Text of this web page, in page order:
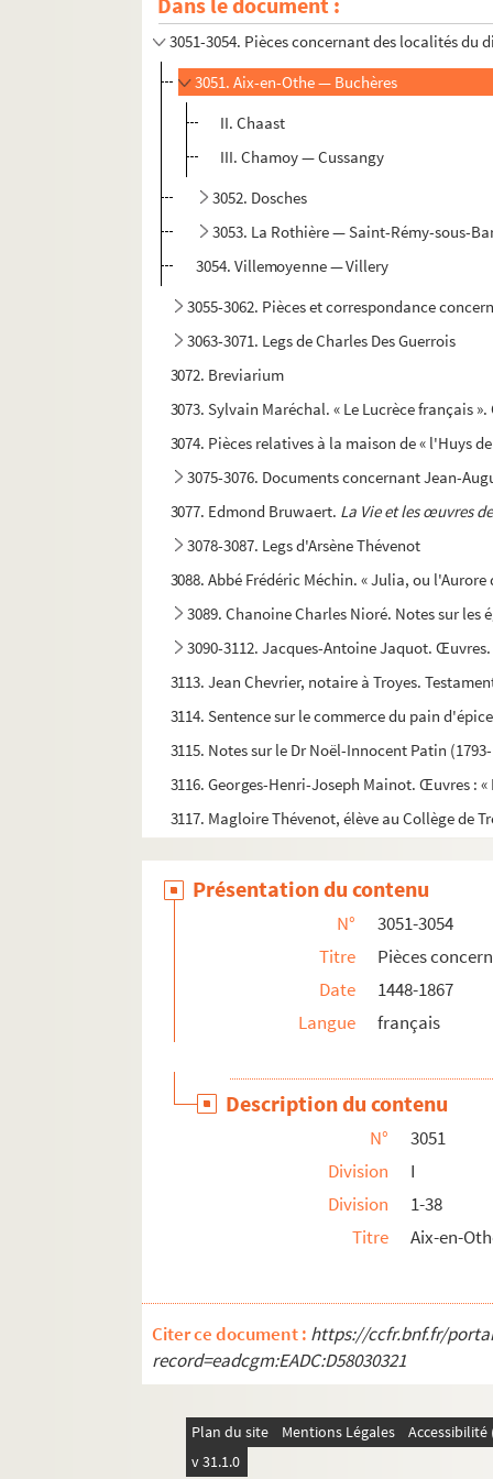
3050. Pièces concernant les églises de
3051-3054. Pièces concernant des localités du
3051. Aix-en-Othe — Buchères
II. Chaast
III. Chamoy — Cussangy
3052. Dosches
3053. La Rothière — Saint-Rémy-sous-
3054. Villemoyenne — Villery
3055-3062. Pièces et correspondance
3063-3071. Legs de Charles Des Guerrois
3072. Breviarium
3073. Sylvain Maréchal. « Le Lucrèce français ».
3074. Pièces relatives à la maison de « l'Huys
3075-3076. Documents concernant Jean-
3077. Edmond Bruwaert. La Vie et les œuvres
3078-3087. Legs d'Arsène Thévenot
3088. Abbé Frédéric Méchin. « Julia, ou
3089. Chanoine Charles Nioré. Notes sur les
3090-3112. Jacques-Antoine Jaquot.
3113. Jean Chevrier, notaire à Troyes.
3114. Sentence sur le commerce du pain
3115. Notes sur le Dr Noël-Innocent Patin
3116. Georges-Henri-Joseph Mainot. Œuvres
3117. Magloire Thévenot, élève au Collège de
3119. Jacques-Simon-Albin Collin de Plancy. «
3120. Dr Auguste-Edouard Barre. Dessins et
3121-3131. Dons de Georges Hérelle
3132. Documents concernant le pensionnat de
3133. Octave Beuve. Notre-Dame-des-Prés,
3142. Henry Joanneton, de Sainte-Savine.
3144. Album de vers et prose (en particulier
3145-3156bis. Dons de Georges Hérelle
3157. Familles Le Courtois et Doé, de Troyes
3160. Répertoire des fêtes et des saints de
3161. Abbé Etienne Georges. Notes et
3163. Documents, copies et notes sur Ervy
3164.Colloque de Poissy,
Présentation du contenu
N°
3051-3054
Titre
Pièces
Date
1448-1867
Langue
français
Description du contenu
N°
3051
Division
I
Division
1-38
Titre
Aix-en-
Citer ce document : https://ccfr.bnf.fr/
record=eadcgm:EADC:D58030321
Plan du site Mentions Légales
v 31.1.0